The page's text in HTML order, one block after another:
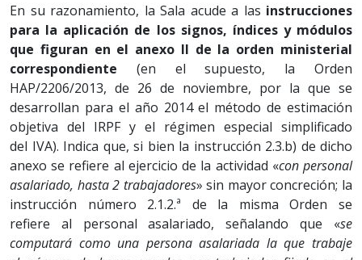
En su razonamiento, la Sala acude a las instrucciones
para la aplicación de los signos, índices y módulos
que figuran en el anexo II de la orden ministerial
correspondiente (en el supuesto, la Orden
HAP/2206/2013, de 26 de noviembre, por la que se
desarrollan para el año 2014 el método de estimación
objetiva del IRPF y el régimen especial simplificado
del IVA). Indica que, si bien la instrucción 2.3.b) de dicho
anexo se refiere al ejercicio de la actividad «con personal
asalariado, hasta 2 trabajadores» sin mayor concreción; la
instrucción número 2.1.2.ª de la misma Orden se
refiere al personal asalariado, señalando que «se
computará como una persona asalariada la que trabaje